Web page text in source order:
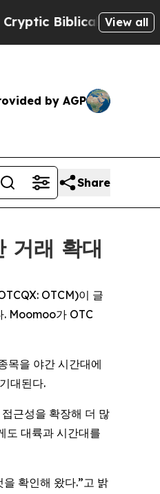
Messages on
View all
by AGP
Share
거래 확대
OTCM)이 글
. Moomoo가 OTC
목을 야간 시간대에
대된다.
근성을 확장해 더 많
도 대륙과 시간대를
확인해 왔다.”고 밝